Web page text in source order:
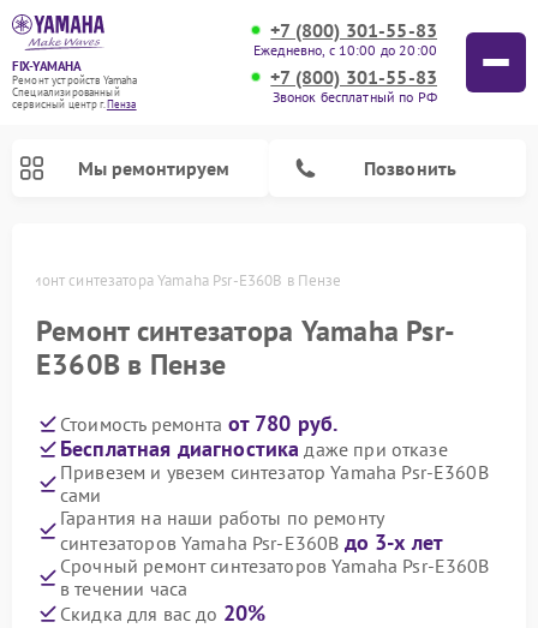
FIX-YAMAHA
Ремонт устройств Yamaha
Специализированный
cервисный центр г.Пенза
+7 (800) 301-55-83
Ежедневно, с 10:00 до 20:00
+7 (800) 301-55-83
Звонок бесплатный по РФ
Мы ремонтируем Позвонить
Ремонт синтезатора Yamaha Psr-E360B в Пензе
Ремонт синтезатора Yamaha Psr-
E360B в Пензе
Стоимость ремонта от 780 руб.
Бесплатная диагностика даже при отказе
Привезем и увезем синтезатор Yamaha Psr-E360B
сами
Гарантия на наши работы по ремонту
синтезаторов Yamaha Psr-E360B до 3-х лет
Срочный ремонт синтезаторов Yamaha Psr-E360B
в течении часа
Скидка для вас до 20%